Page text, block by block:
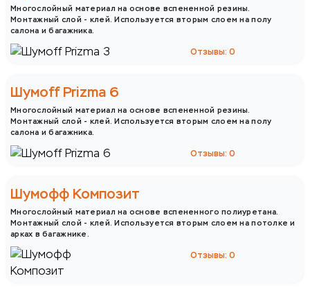
Многослойный материал на основе вспененной резины.
Монтажный слой - клей. Используется вторым слоем на полу
салона и багажника.
Отзывы: 0
Шумoff Prizma 6
Многослойный материал на основе вспененной резины.
Монтажный слой - клей. Используется вторым слоем на полу
салона и багажника.
Отзывы: 0
Шумофф Композит
Многослойный материал на основе вспененного полиуретана.
Монтажный слой - клей. Используется вторым слоем на потолке и
арках в багажнике.
Отзывы: 0